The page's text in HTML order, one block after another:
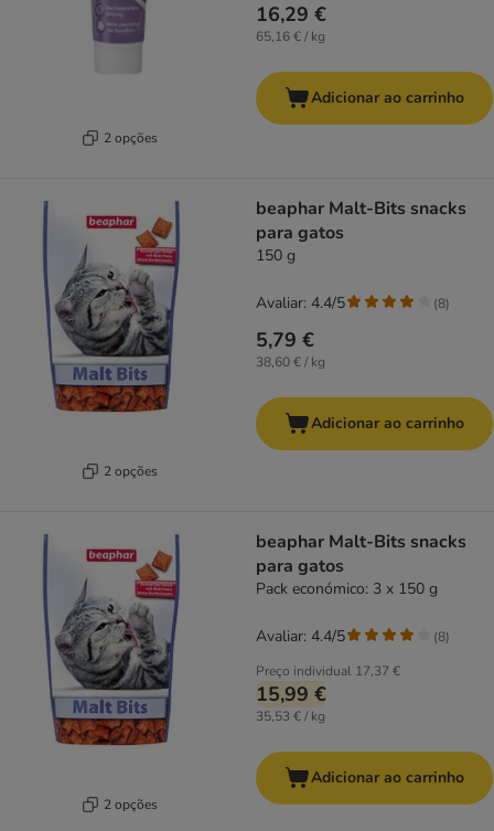
2 opções
16,29 €
65,16 € / kg
Adicionar ao carrinho
2 opções
beaphar Malt-Bits snacks
para gatos
150 g
5,79 €
38,60 € / kg
Avaliar: 4.4/5 (8)
Adicionar ao carrinho
2 opções
beaphar Malt-Bits snacks
para gatos
Pack económico: 3 x 150 g
Preço individual 17,37 €
15,99 €
35,53 € / kg
Avaliar: 4.4/5 (8)
Adicionar ao carrinho